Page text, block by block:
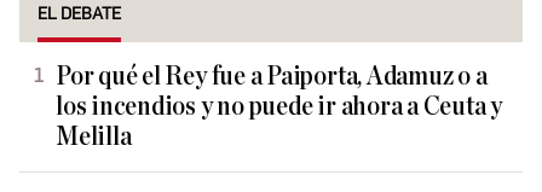
EL DEBATE
Por qué el Rey fue a Paiporta, Adamuz o a
los incendios y no puede ir ahora a Ceuta y
Melilla